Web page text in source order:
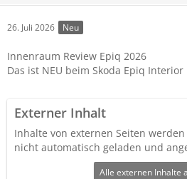
26. Juli 2026 Neu
Innenraum Review Epiq 2026
Das ist NEU beim Skoda Epiq Interior
Externer Inhalt
Inhalte von externen Seiten
nicht automatisch geladen und
Alle externen Inhalte